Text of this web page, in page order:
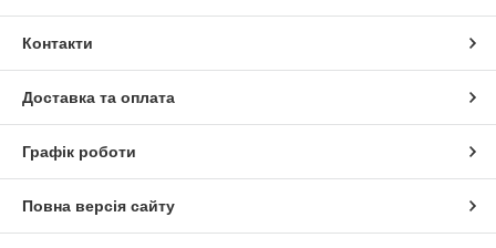
Контакти
Доставка та оплата
Графік роботи
Повна версія сайту